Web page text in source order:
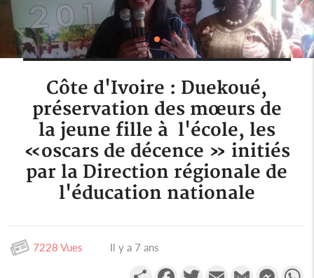
Côte d'Ivoire : Duekoué,
préservation des mœurs de
la jeune fille à l'école, les
«oscars de décence » initiés
par la Direction régionale de
l'éducation nationale
7228 Vues Il y a 7 ans
PartagerFacebookTwitterEmail Gmail